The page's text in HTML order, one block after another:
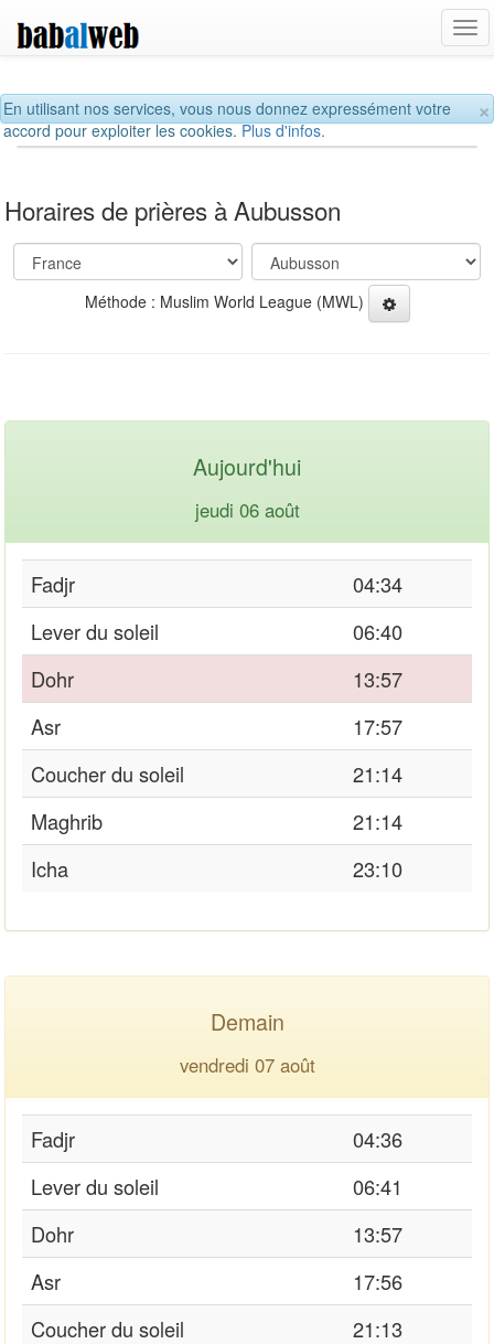
×
En utilisant nos services, vous nous donnez expressément votre
accord pour exploiter les cookies.Plus d'infos.
Horaires de prières à Aubusson
Méthode : Muslim World League (MWL)
Aujourd'hui
jeudi 06 août
Fadjr
04:34
Lever du soleil
06:40
Dohr
13:57
Asr
17:57
Coucher du soleil
21:14
Maghrib
21:14
Icha
23:10
Demain
vendredi 07 août
Fadjr
04:36
Lever du soleil
06:41
Dohr
13:57
Asr
17:56
Coucher du soleil
21:13